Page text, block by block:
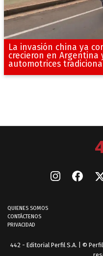
La invasión china ya
crecieron en Argentina
automotrices
QUIENES SOMOS
CONTÁCTENOS
PRIVACIDAD
442 - Editorial Perfil S.A. | ©